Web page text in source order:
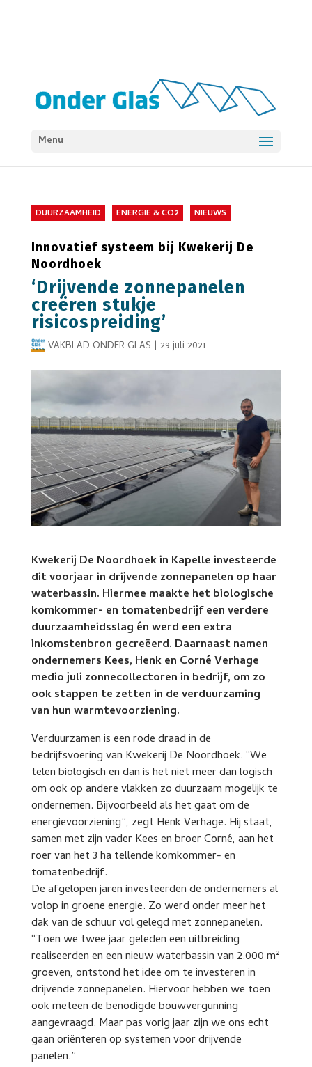
Menu
DUURZAAMHEID ENERGIE & CO2 NIEUWS
Innovatief systeem bij Kwekerij De
Noordhoek
‘Drijvende zonnepanelen
creëren stukje
risicospreiding’
VAKBLAD ONDER GLAS | 29 juli 2021
Kwekerij De Noordhoek in Kapelle investeerde
dit voorjaar in drijvende zonnepanelen op haar
waterbassin. Hiermee maakte het biologische
komkommer- en tomatenbedrijf een verdere
duurzaamheidsslag én werd een extra
inkomstenbron gecreëerd. Daarnaast namen
ondernemers Kees, Henk en Corné Verhage
medio juli zonnecollectoren in bedrijf, om zo
ook stappen te zetten in de verduurzaming
van hun warmtevoorziening.
Verduurzamen is een rode draad in de
bedrijfsvoering van Kwekerij De Noordhoek. “We
telen biologisch en dan is het niet meer dan logisch
om ook op andere vlakken zo duurzaam mogelijk te
ondernemen. Bijvoorbeeld als het gaat om de
energievoorziening”, zegt Henk Verhage. Hij staat,
samen met zijn vader Kees en broer Corné, aan het
roer van het 3 ha tellende komkommer- en
tomatenbedrijf.
De afgelopen jaren investeerden de ondernemers al
volop in groene energie. Zo werd onder meer het
dak van de schuur vol gelegd met zonnepanelen.
“Toen we twee jaar geleden een uitbreiding
realiseerden en een nieuw waterbassin van 2.000 m²
groeven, ontstond het idee om te investeren in
drijvende zonnepanelen. Hiervoor hebben we toen
ook meteen de benodigde bouwvergunning
aangevraagd. Maar pas vorig jaar zijn we ons echt
gaan oriënteren op systemen voor drijvende
panelen.”